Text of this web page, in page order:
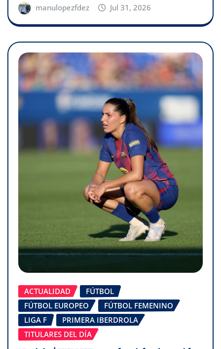
manulopezfdez Jul 31, 2026
ACTUALIDAD
FÚTBOL
FÚTBOL EUROPEO
FÚTBOL FEMENINO
LIGA F
PRIMERA IBERDROLA
TITULARES DEL DÍA